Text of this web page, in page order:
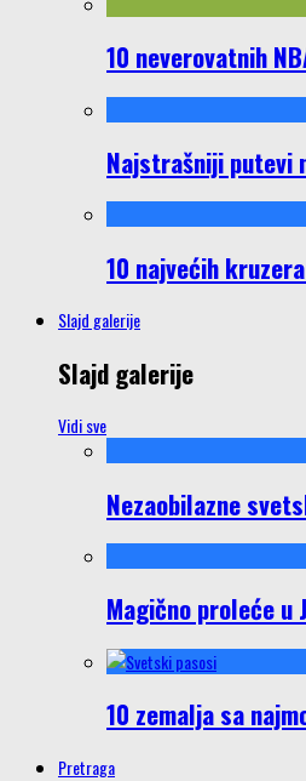
10 neverovatnih
Najstrašniji putevi
10 najvećih
Slajd galerije
Slajd galerije
Vidi sve
Nezaobilazne
Magično proleće u
10 zemalja sa
Pretraga